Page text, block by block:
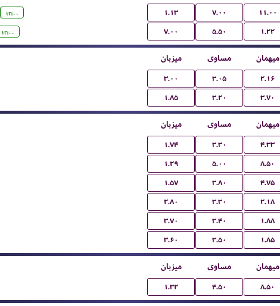
۱۲:۰۰ ۱.۱۳ ۷.۰۰ ۱۱.۰۰
۱۲:۰۰ ۷.۰۰ ۵.۵۰
۱.۲۲
میزبان مساوی میهمان
۳.۰۰ ۳.۰۵ ۲.۱۶
۱.۸۵ ۳.۲۰
۳.۷۰
میزبان مساوی میهمان
۱.۷۴ ۳.۳۰ ۴.۳۳
۱.۲۹ ۵.۰۰ ۸.۵۰
۱.۵۷ ۳.۸۰ ۴.۷۵
۲.۸۰ ۳.۳۰ ۲.۱۸
۳.۷۰ ۳.۴۰ ۱.۸۸
۳.۶۰ ۳.۵۰
۱.۸۵
میزبان مساوی میهمان
۱.۳۲ ۴.۵۰
۸.۵۰